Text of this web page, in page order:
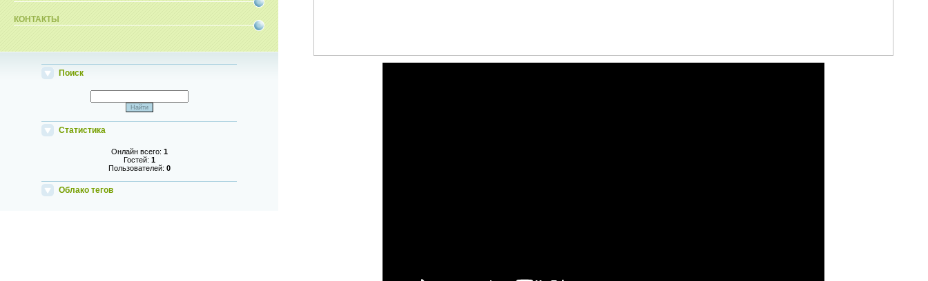
КОНТАКТЫ
Поиск
Статистика
Онлайн всего: 1
Гостей: 1
Пользователей: 0
Облако тегов